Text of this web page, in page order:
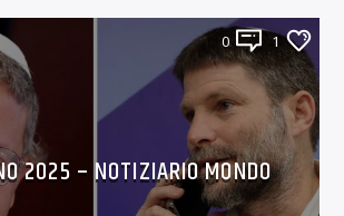
0 1
2025 – NOTIZIARIO MONDO